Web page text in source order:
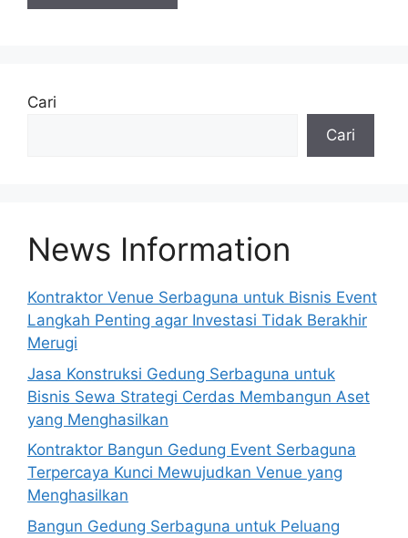
e
v
e
Cari
Cari
News Information
Kontraktor Venue Serbaguna untuk Bisnis Event
Langkah Penting agar Investasi Tidak Berakhir
Merugi
Jasa Konstruksi Gedung Serbaguna untuk
Bisnis Sewa Strategi Cerdas Membangun Aset
yang Menghasilkan
Kontraktor Bangun Gedung Event Serbaguna
Terpercaya Kunci Mewujudkan Venue yang
Menghasilkan
Bangun Gedung Serbaguna untuk Peluang